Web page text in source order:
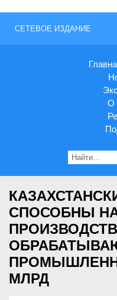
СЕТЕВОЕ ИЗДАНИЕ
О
СПОСОБНЫ
МЛРД